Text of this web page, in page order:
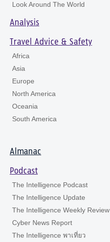
Look Around The World
Analysis
Travel Advice & Safety
Africa
Asia
Europe
North America
Oceania
South America
Almanac
Podcast
The Intelligence Podcast
The Intelligence Update
The Intelligence Weekly Review
Cyber News Report
The Intelligence พาเที่ยว